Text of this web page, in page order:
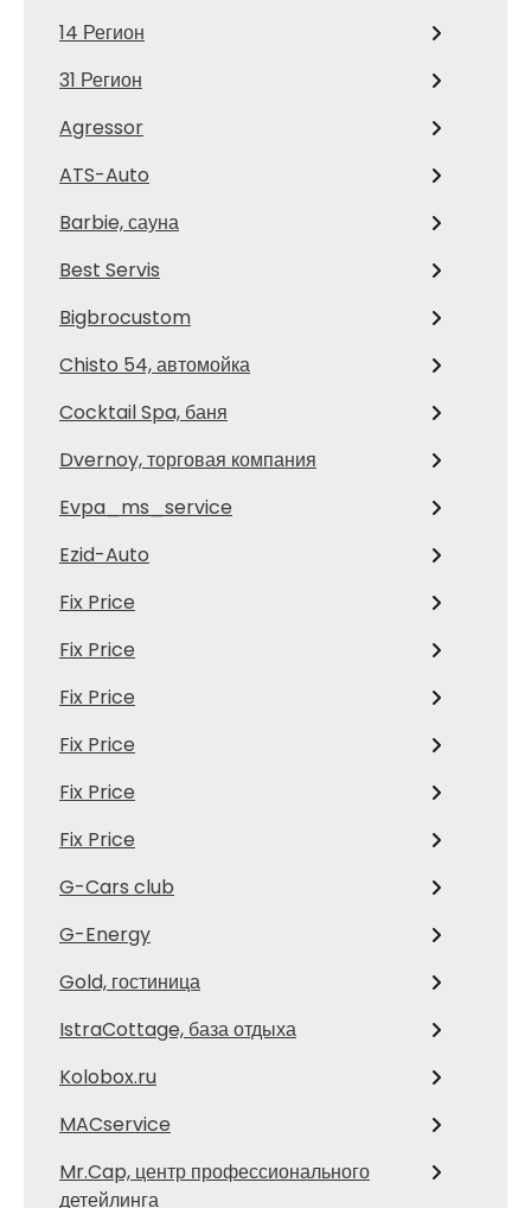
14 Регион
31 Регион
Agressor
ATS-Auto
Barbie, сауна
Best Servis
Bigbrocustom
Chisto 54, автомойка
Cocktail Spa, баня
Dvernoy, торговая компания
Evpa_ms_service
Ezid-Auto
Fix Price
Fix Price
Fix Price
Fix Price
Fix Price
Fix Price
G-Cars club
G-Energy
Gold, гостиница
IstraCottage, база отдыха
Kolobox.ru
MACservice
Mr.Cap, центр профессионального
детейлинга